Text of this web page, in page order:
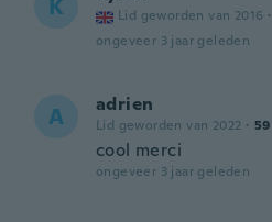
K Lid geworden van 2016 ·
ongeveer 3 jaar geleden
A adrien
Lid geworden van 2022 · 59
cool merci
ongeveer 3 jaar geleden